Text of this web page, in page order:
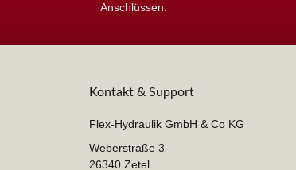
Anschlüssen.
Kontakt & Support
Flex-Hydraulik GmbH & Co KG
Weberstraße 3
26340 Zetel